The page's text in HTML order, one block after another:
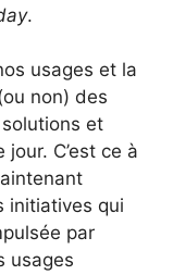
.
usages et la
non) des
et
C’est ce à
initiatives qui
par
usages